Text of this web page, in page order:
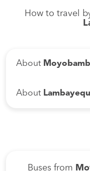
How to travel
About
About
Buses from